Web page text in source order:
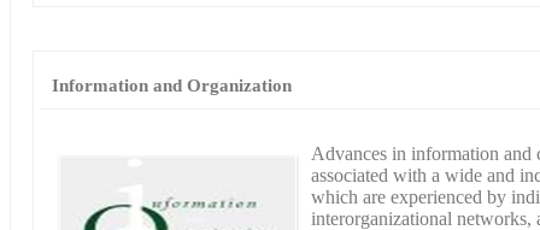
Information and Organization
Advances in information and
associated with a wide and
which are experienced by
interorganizational networks,